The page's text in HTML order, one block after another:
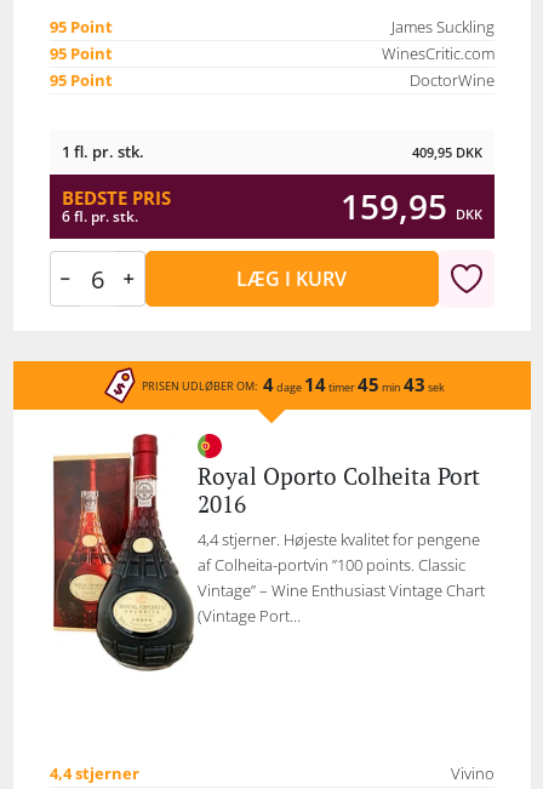
95 Point
James Suckling
95 Point
WinesCritic.com
95 Point
DoctorWine
1 fl. pr. stk. 409,95 DKK
BEDSTE PRIS
6 fl. pr. stk. 159,95 DKK
LÆG I KURV
PRISEN UDLØBER OM: 4dage 14timer45 min 43 sek
Royal Oporto Colheita Port
2016
4,4 stjerner. Højeste kvalitet for pengene
af Colheita-portvin ”100 points. Classic
Vintage” – Wine Enthusiast Vintage Chart
(Vintage Port...
4,4 stjerner Vivino